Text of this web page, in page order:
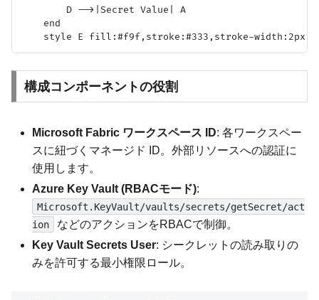
        D -->|Secret Value| A
    end
構成コンポーネントの役割
Microsoft Fabric ワークスペース ID: 各ワークスペー
スに紐づくマネージド ID。外部リソースへの認証に
使用します。
Azure Key Vault (RBACモード):
Microsoft.KeyVault/vaults/secrets/getSecret/act
ion
などのアクションをRBACで制御。
Key Vault Secrets User: シークレットの読み取りの
みを許可する最小権限ロール。